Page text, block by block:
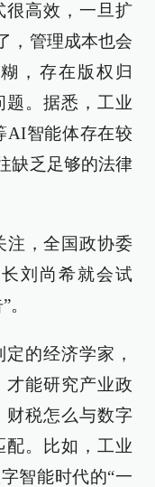
很高效，一旦扩
，管理成本也会
，存在版权归
题。据悉，工业
AI智能体存在较
缺乏足够的法律
注，全国政协委
刘尚希就会试
的经济学家，
才能研究产业政
财税怎么与数字
配。比如，工业
智能时代的“一